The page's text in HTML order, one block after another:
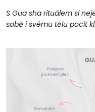
S Gua sha rituálem si
sobě i svému tělu pocit